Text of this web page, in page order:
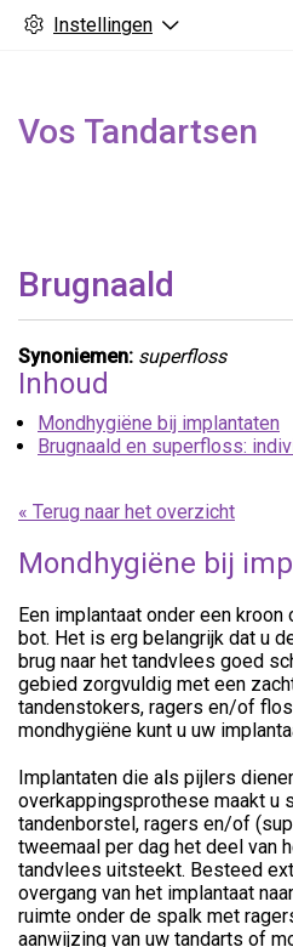
Instellingen
Vos Tandartsen
Brugnaald
Synoniemen: superfloss
Inhoud
Mondhygiëne bij implantaten
Brugnaald en superfloss:
« Terug naar het overzicht
Mondhygiëne bij
Een implantaat onder een
bot. Het is erg belangrijk dat u
brug naar het tandvlees goed
gebied zorgvuldig met een
tandenstokers, ragers en/of
mondhygiëne kunt u uw
Implantaten die als pijlers
overkappingsprothese maakt u
tandenborstel, ragers en/of
tweemaal per dag het deel van
tandvlees uitsteekt. Besteed
overgang van het implantaat
ruimte onder de spalk met
aanwijzing van uw tandarts of